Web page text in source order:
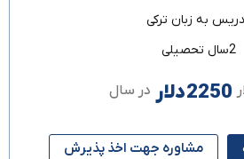
به زبان ترکی
2سال تحصیلی
2250دلار در سال
مشاوره جهت اخذ پذیرش